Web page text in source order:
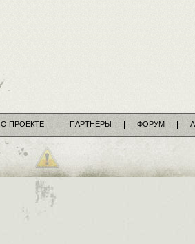
О ПРОЕКТЕ ПАРТНЕРЫ ФОРУМ